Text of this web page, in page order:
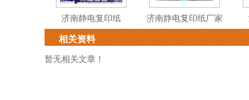
济南静电复印纸 济南静电复印纸厂家
相关资料
暂无相关文章！